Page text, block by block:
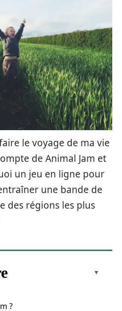
le voyage de ma vie
de Animal Jam et
un jeu en ligne pour
une bande de
des régions les plus
?